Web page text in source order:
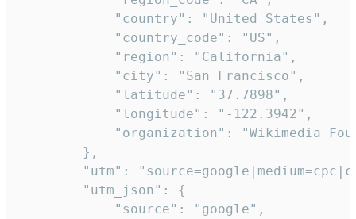
            "country": "United States",
            "country_code": "US",
            "region": "California",
            "city": "San Francisco",
            "latitude": "37.7898",
            "longitude": "-122.3942",
"organization": "Wikimedia
        },
"utm":
        "utm_json": {
            "source": "google",